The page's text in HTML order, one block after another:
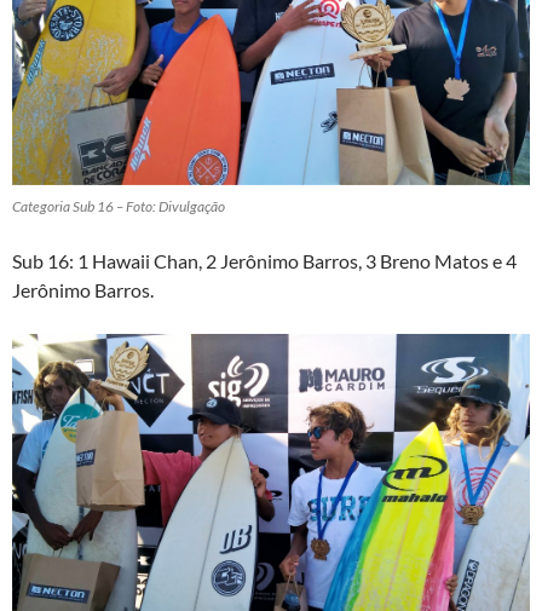
Categoria Sub 16 – Foto: Divulgação
Sub 16: 1 Hawaii Chan, 2 Jerônimo Barros, 3 Breno Matos e 4
Jerônimo Barros.